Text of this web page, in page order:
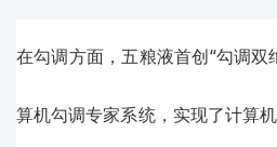
在勾调方面，五粮液首创“勾调
算机勾调专家系统，实现了计算